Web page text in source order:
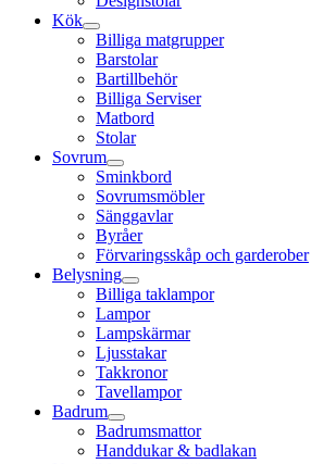
Kök
Billiga matgrupper
Barstolar
Bartillbehör
Billiga Serviser
Matbord
Stolar
Sovrum
Sminkbord
Sovrumsmöbler
Sänggavlar
Byråer
Förvaringsskåp och garderober
Belysning
Billiga taklampor
Lampor
Lampskärmar
Ljusstakar
Takkronor
Tavellampor
Badrum
Badrumsmattor
Handdukar & badlakan